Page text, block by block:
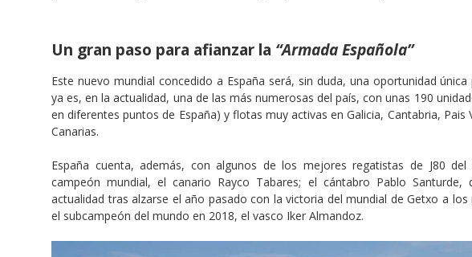
Un gran paso para afianzar la “Armada Española”
Este nuevo mundial concedido a España será, sin duda, una oportunidad
ya es, en la actualidad, una de las más numerosas del país, con unas 190
en diferentes puntos de España) y flotas muy activas en Galicia, Cantabria, Pais
Canarias.
España cuenta, además, con algunos de los mejores regatistas de J80
campeón mundial, el canario Rayco Tabares; el cántabro Pablo
actualidad tras alzarse el año pasado con la victoria del mundial de Getxo a
el subcampeón del mundo en 2018, el vasco Iker Almandoz.